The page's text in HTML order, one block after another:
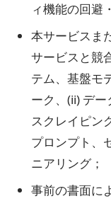
ィ機能の回避
本サービスま
サービスと競
テム、基盤モ
ーク、(ii) デ
スクレイピン
プロンプト、
ニアリング；
事前の書面に